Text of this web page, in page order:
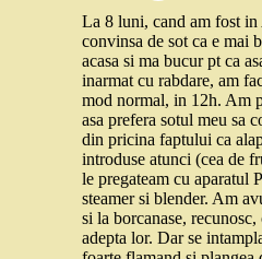
La 8 luni, cand am fost in
convinsa de sot ca e mai
acasa si ma bucur pt ca
inarmat cu rabdare, am
mod normal, in 12h. Am
asa prefera sotul meu sa
din pricina faptului ca
introduse atunci (cea de
le pregateam cu aparatul
steamer si blender. Am
si la borcanase,
adepta lor. Dar se